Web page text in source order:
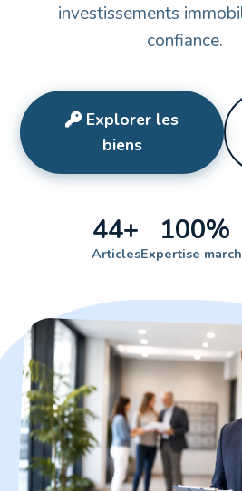
investissements
confiance.
Explorer les
biens
44+
Articles
100%
Expertise